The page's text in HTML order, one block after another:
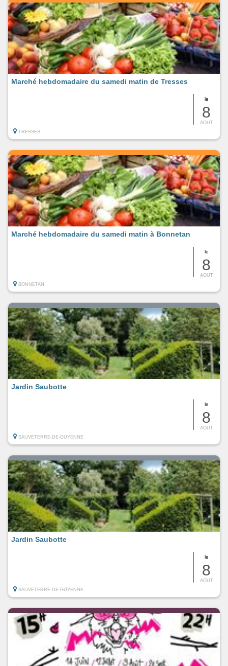
le
8
AOUT
Marché hebdomadaire du samedi matin de Tresses
TRESSES
le
8
AOUT
Marché hebdomadaire du samedi matin à Bonnetan
BONNETAN
le
8
AOUT
Jardin Saubotte
SAUVETERRE-DE-GUYENNE
le
8
AOUT
Jardin Saubotte
SAUVETERRE-DE-GUYENNE